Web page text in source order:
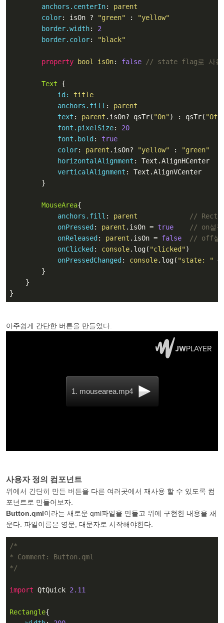
anchors.centerIn: parent
color: isOn ? "green" :
"yellow"
border.width: 2
border.color: "black"
property bool isOn: false // state flag로 사용
Text {
id:
title
anchors.fill : parent
text : parent .isOn? qsTr( "On") : qsTr(
font.pixelSize: 20
font.bold : true
color: parent .isOn? "yellow" :
"green"
horizontalAlignment : Text.AlignHCenter
verticalAlignment : Text.AlignVCenter
        }
MouseArea{
anchors.fill : parent
//
onPressed : parent .isOn = true
// on설정
onReleased : parent .isOn = false
// off설
onClicked : console.log( "clicked")
onPressedChanged : console.log( "state: "
        }
    }
}
아주쉽게 간단한 버튼을 만들었다.
1. mousearea.mp4
사용자 정의 컴포넌트
위에서 간단히 만든 버튼을 다른 여러곳에서 재사용 할 수 있도록 컴
포넌트로 만들어보자.
Button.qml이라는 새로운 qml파일을 만들고 위에 구현한 내용을 채
운다. 파일이름은 영문, 대문자로 시작해야한다.
/*
* Comment: Button.qml
*/
import QtQuick 2.11
Rectangle{